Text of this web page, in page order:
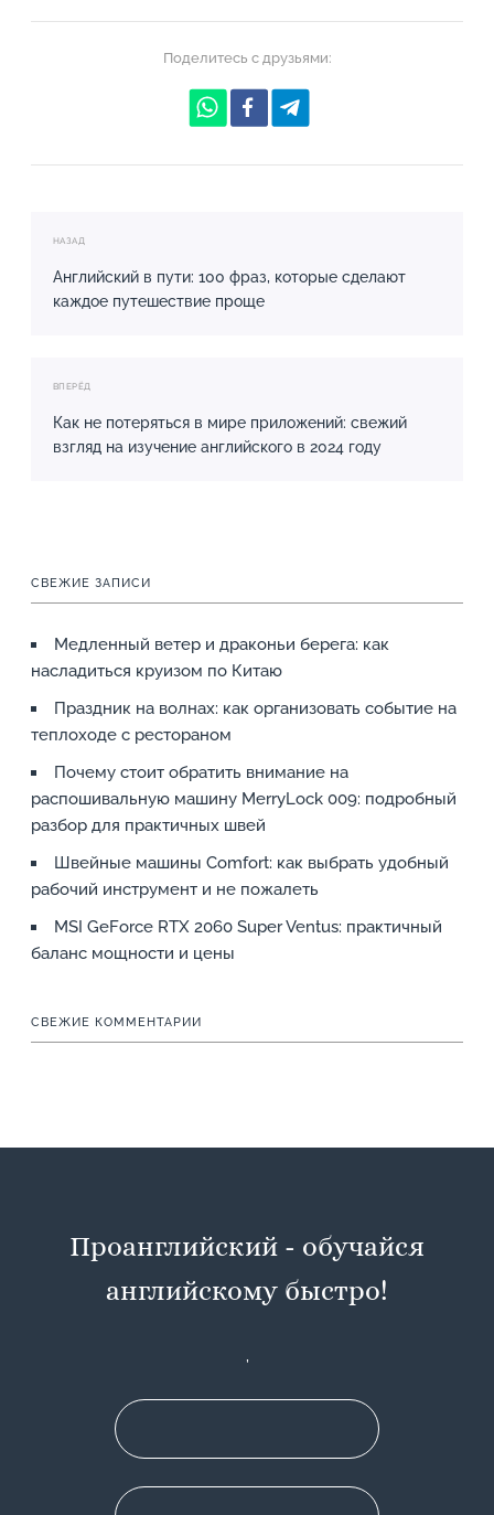
Поделитесь с друзьями:
НАЗАД
Английский в пути: 100 фраз, которые сделают
каждое путешествие проще
ВПЕРЁД
Как не потеряться в мире приложений: свежий
взгляд на изучение английского в 2024 году
СВЕЖИЕ ЗАПИСИ
Медленный ветер и драконьи берега: как
насладиться круизом по Китаю
Праздник на волнах: как организовать событие на
теплоходе с рестораном
Почему стоит обратить внимание на
распошивальную машину MerryLock 009: подробный
разбор для практичных швей
Швейные машины Comfort: как выбрать удобный
рабочий инструмент и не пожалеть
MSI GeForce RTX 2060 Super Ventus: практичный
баланс мощности и цены
СВЕЖИЕ КОММЕНТАРИИ
Проанглийский - обучайся
английскому быстро!
,